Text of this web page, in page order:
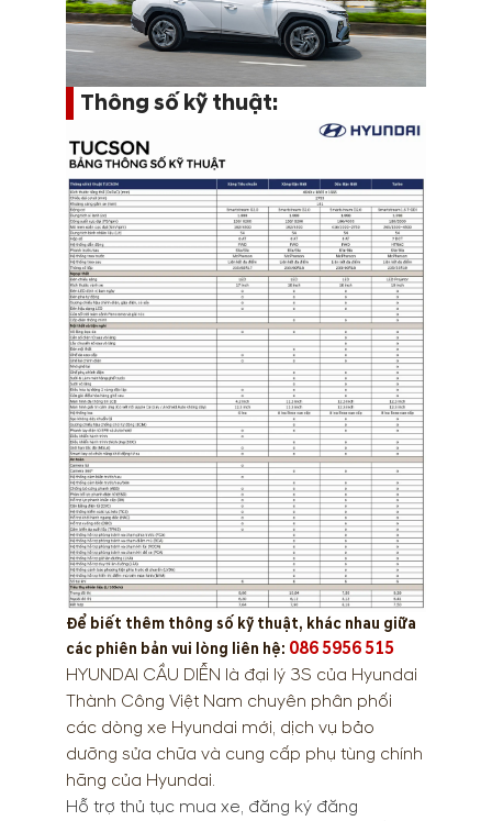
Thông số kỹ thuật:
Để biết thêm thông số kỹ thuật, khác nhau giữa
các phiên bản vui lòng liên hệ: 086 5956 515
HYUNDAI CẦU DIỄN là đại lý 3S của Hyundai
Thành Công Việt Nam chuyên phân phối
các dòng xe Hyundai mới, dịch vụ bảo
dưỡng sửa chữa và cung cấp phụ tùng chính
hãng của Hyundai.
Hỗ trợ thủ tục mua xe, đăng ký đăng